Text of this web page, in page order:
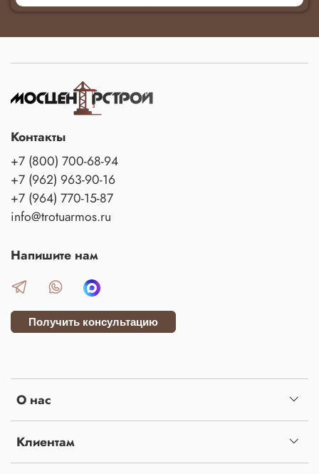
О нас
Клиентам
Контакты
+7 (800) 700-68-94
+7 (962) 963-90-16
+7 (964) 770-15-87
info@trotuarmos.ru
Напишите нам
Получить консультацию